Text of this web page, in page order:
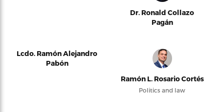
Dr. Ronald Collazo
Pagán
Lcdo. Ramón Alejandro
Pabón
Ramón L. Rosario Cortés
Politics and law